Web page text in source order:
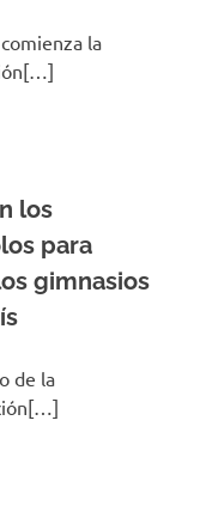
la
los
para
gimnasios
de la